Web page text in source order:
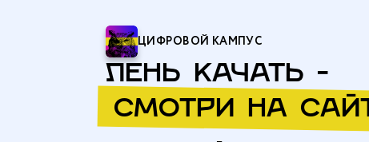
ЦИФРОВОЙ КАМПУС
ЛЕНЬ КАЧАТЬ -
СМОТРИ НА